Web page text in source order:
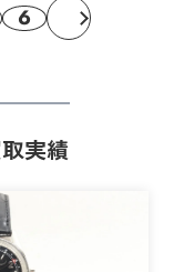
6
実績